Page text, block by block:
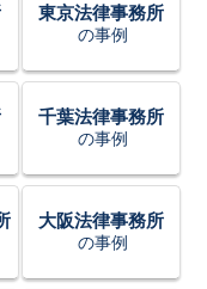
東京法律事務所
の事例
千葉法律事務所
の事例
大阪法律事務所
の事例